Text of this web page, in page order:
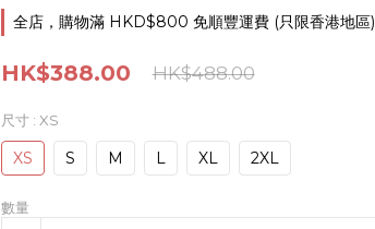
全店，購物滿 HKD$800 免順豐運費 (只限香港地區)
HK$388.00 HK$488.00
尺寸 : XS
XS S M L XL 2XL
數量